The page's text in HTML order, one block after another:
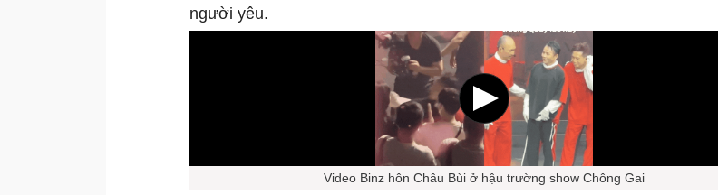
người yêu.
Video Binz hôn Châu Bùi ở hậu trường show Chông Gai